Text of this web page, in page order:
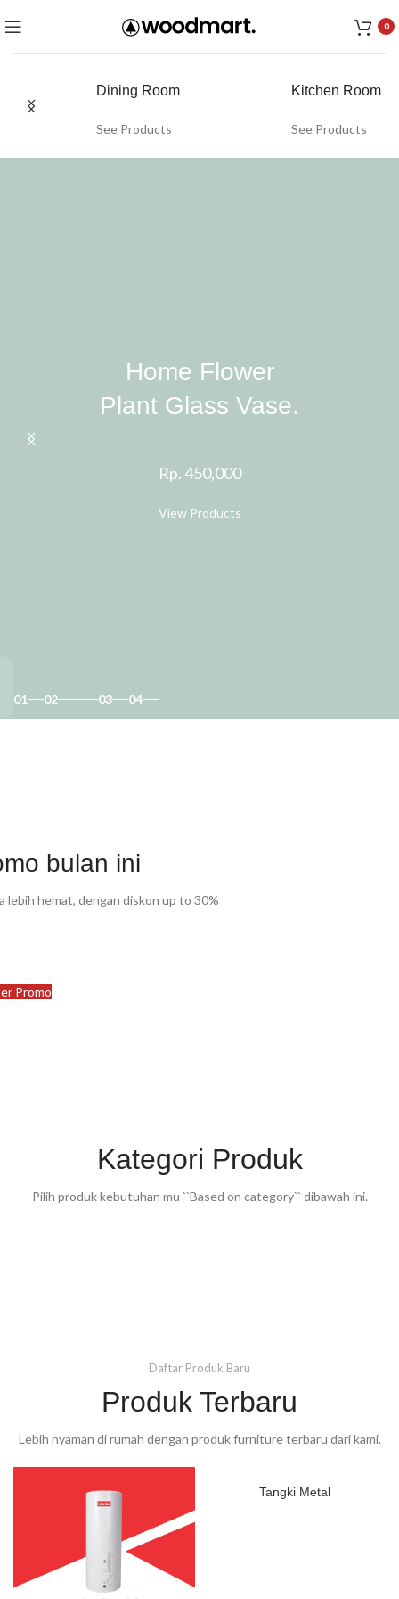
0
Dining Room
See Products
Kitchen Room
See Products
Home Flower
Plant Glass Vase.
Rp. 450,000
View Products
01 02 03 04
Cek Produk Promo Disini
Lihat Produk Promo
bulan ini
lebih hemat, dengan diskon up to 30%
Promo
Kategori Produk
Pilih produk kebutuhan mu ``Based on category`` dibawah ini.
Daftar Produk Baru
Produk Terbaru
Lebih nyaman di rumah dengan produk furniture terbaru dari kami.
Tangki Metal